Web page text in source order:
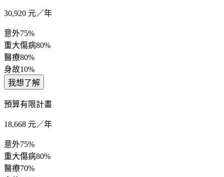
30,920 元／年
意外75%
重大傷病80%
醫療80%
身故10%
我想了解
預算有限計畫
18,668 元／年
意外75%
重大傷病80%
醫療70%